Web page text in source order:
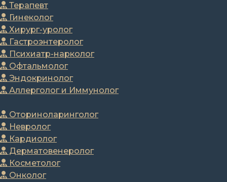
Терапевт
Гинеколог
Хирург-уролог
Гастроэнтеролог
Психиатр-нарколог
Офтальмолог
Эндокринолог
Аллерголог и Иммунолог
Оториноларинголог
Невролог
Кардиолог
Дерматовенеролог
Косметолог
Онколог